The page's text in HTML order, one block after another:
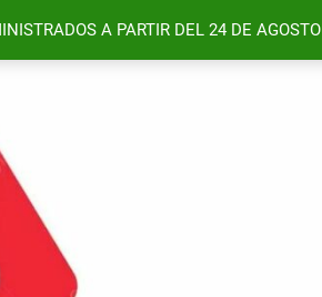
A PARTIR DEL 24 DE AGOSTO